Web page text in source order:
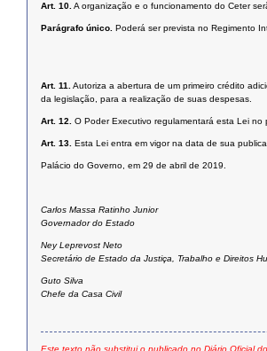
Art. 10.A organização e o funcionamento do Ceter
Parágrafo único. Poderá ser prevista no Regimento
Art. 11.Autoriza a abertura de um primeiro crédito
da legislação, para a realização de suas despesas.
Art. 12. O Poder Executivo regulamentará esta Lei
Art. 13. Esta Lei entra em vigor na data de sua
Palácio do Governo, em 29 de abril de 2019.
Carlos Massa Ratinho Junior
Governador do Estado
Ney Leprevost Neto
Secretário de Estado da Justiça, Trabalho e Direitos
Guto Silva
Chefe da Casa Civil